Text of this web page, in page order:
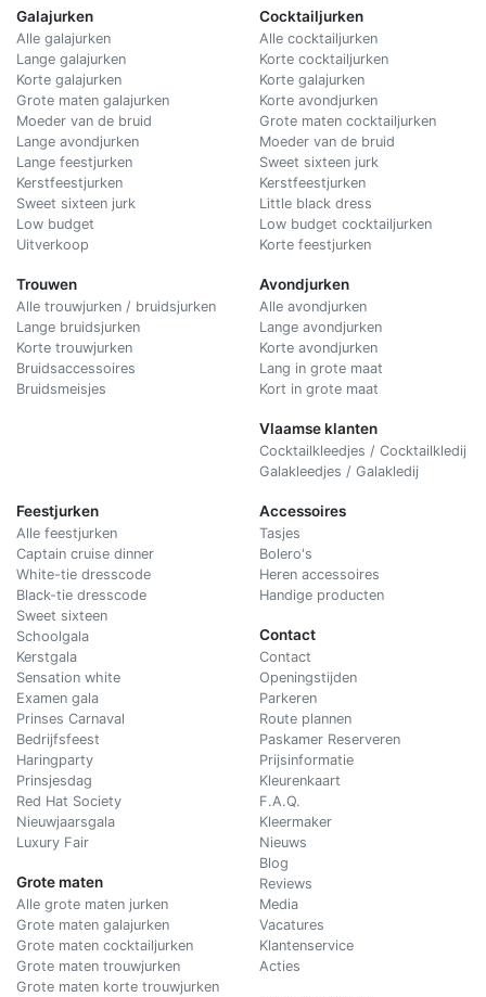
Galajurken
Alle galajurken
Lange galajurken
Korte galajurken
Grote maten galajurken
Moeder van de bruid
Lange avondjurken
Lange feestjurken
Kerstfeestjurken
Sweet sixteen jurk
Low budget
Uitverkoop
Trouwen
Alle trouwjurken / bruidsjurken
Lange bruidsjurken
Korte trouwjurken
Bruidsaccessoires
Bruidsmeisjes
Cocktailjurken
Alle cocktailjurken
Korte cocktailjurken
Korte galajurken
Korte avondjurken
Grote maten cocktailjurken
Moeder van de bruid
Sweet sixteen jurk
Kerstfeestjurken
Little black dress
Low budget cocktailjurken
Korte feestjurken
Avondjurken
Alle avondjurken
Lange avondjurken
Korte avondjurken
Lang in grote maat
Kort in grote maat
Vlaamse klanten
Cocktailkleedjes / Cocktailkledij
Galakleedjes / Galakledij
Feestjurken
Alle feestjurken
Captain cruise dinner
White-tie dresscode
Black-tie dresscode
Sweet sixteen
Schoolgala
Kerstgala
Sensation white
Examen gala
Prinses Carnaval
Bedrijfsfeest
Haringparty
Prinsjesdag
Red Hat Society
Nieuwjaarsgala
Luxury Fair
Grote maten
Alle grote maten jurken
Grote maten galajurken
Grote maten cocktailjurken
Grote maten trouwjurken
Grote maten korte trouwjurken
Accessoires
Tasjes
Bolero's
Heren accessoires
Handige producten
Contact
Contact
Openingstijden
Parkeren
Route plannen
Paskamer Reserveren
Prijsinformatie
Kleurenkaart
F.A.Q.
Kleermaker
Nieuws
Blog
Reviews
Media
Vacatures
Klantenservice
Acties